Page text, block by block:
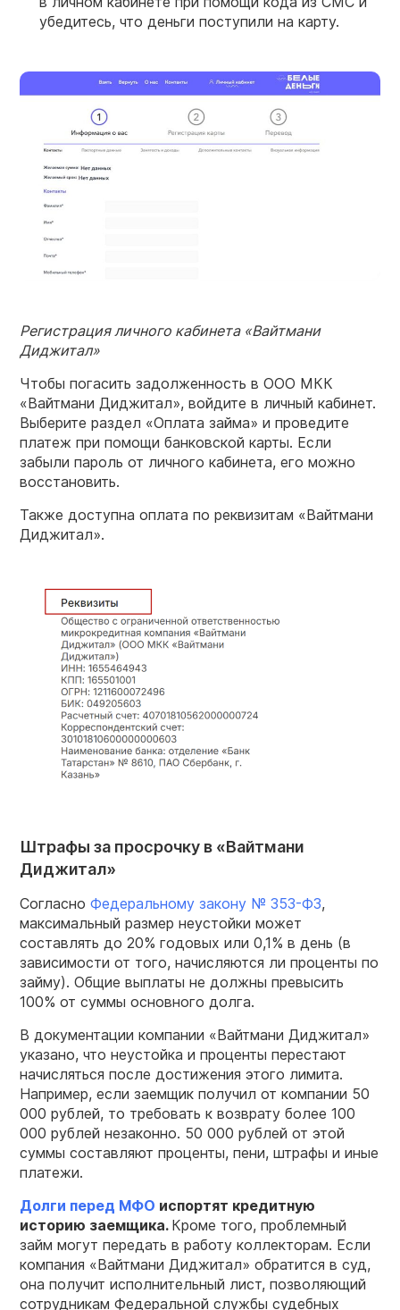
убедитесь, что деньги поступили на карту.
Регистрация личного кабинета «Вайтмани
Диджитал»
Чтобы погасить задолженность в ООО МКК
«Вайтмани Диджитал», войдите в личный кабинет.
Выберите раздел «Оплата займа» и проведите
платеж при помощи банковской карты. Если
забыли пароль от личного кабинета, его можно
восстановить.
Также доступна оплата по реквизитам «Вайтмани
Диджитал».
Штрафы за просрочку в «Вайтмани
Диджитал»
Согласно Федеральному закону № 353-ФЗ,
максимальный размер неустойки может
составлять до 20% годовых или 0,1% в день (в
зависимости от того, начисляются ли проценты по
займу). Общие выплаты не должны превысить
100% от суммы основного долга.
В документации компании «Вайтмани Диджитал»
указано, что неустойка и проценты перестают
начисляться после достижения этого лимита.
Например, если заемщик получил от компании 50
000 рублей, то требовать к возврату более 100
000 рублей незаконно. 50 000 рублей от этой
суммы составляют проценты, пени, штрафы и иные
платежи.
Долги перед МФО испортят кредитную
историю заемщика. Кроме того, проблемный
займ могут передать в работу коллекторам. Если
компания «Вайтмани Диджитал» обратится в суд,
она получит исполнительный лист, позволяющий
сотрудникам Федеральной службы судебных